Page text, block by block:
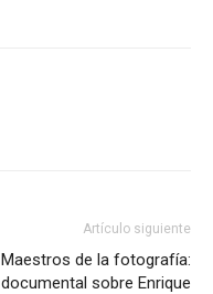
Artículo siguiente
Maestros de la fotografía:
documental sobre Enrique